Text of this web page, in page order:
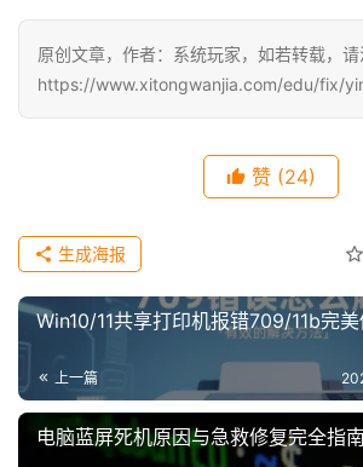
境
电
商
机
具
教
程
学
登录 注册
原创文章，作者：系统玩家，如若转载，请
https://www.xitongwanjia.com/edu/fix/
赞 (24)
生成海报
Win10/11共享打印机报错709/11b完
上一篇
电脑蓝屏死机原因与急救修复完全指